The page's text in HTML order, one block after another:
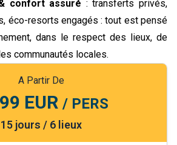
confort assuré : transferts privés,
éco-resorts engagés : tout est pensé
dans le respect des lieux, de
communautés locales.
A Partir De
EUR / PERS
15 jours / 6 lieux